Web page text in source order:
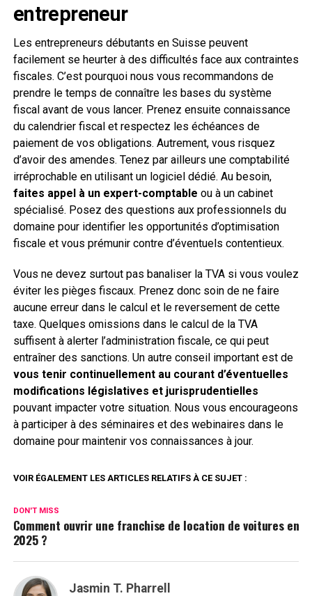
entrepreneur
Les entrepreneurs débutants en Suisse peuvent
facilement se heurter à des difficultés face aux contraintes
fiscales. C’est pourquoi nous vous recommandons de
prendre le temps de connaître les bases du système
fiscal avant de vous lancer. Prenez ensuite connaissance
du calendrier fiscal et respectez les échéances de
paiement de vos obligations. Autrement, vous risquez
d’avoir des amendes. Tenez par ailleurs une comptabilité
irréprochable en utilisant un logiciel dédié. Au besoin,
faites appel à un expert-comptable ou à un cabinet
spécialisé. Posez des questions aux professionnels du
domaine pour identifier les opportunités d’optimisation
fiscale et vous prémunir contre d’éventuels contentieux.
Vous ne devez surtout pas banaliser la TVA si vous voulez
éviter les pièges fiscaux. Prenez donc soin de ne faire
aucune erreur dans le calcul et le reversement de cette
taxe. Quelques omissions dans le calcul de la TVA
suffisent à alerter l’administration fiscale, ce qui peut
entraîner des sanctions. Un autre conseil important est de
vous tenir continuellement au courant d’éventuelles
modifications législatives et jurisprudentielles
pouvant impacter votre situation. Nous vous encourageons
à participer à des séminaires et des webinaires dans le
domaine pour maintenir vos connaissances à jour.
VOIR ÉGALEMENT LES ARTICLES RELATIFS À CE SUJET :
DON'T MISS
Comment ouvrir une franchise de location de voitures en
2025 ?
Jasmin T. Pharrell